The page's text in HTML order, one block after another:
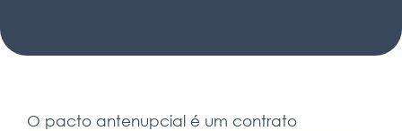
O pacto antenupcial é um contrato